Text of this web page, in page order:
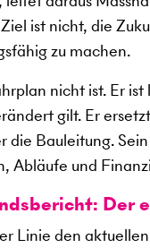
ist nicht, die
zu machen.
nicht ist. Er
gilt. Er
die Bauleitung.
Abläufe und
Der
Linie den